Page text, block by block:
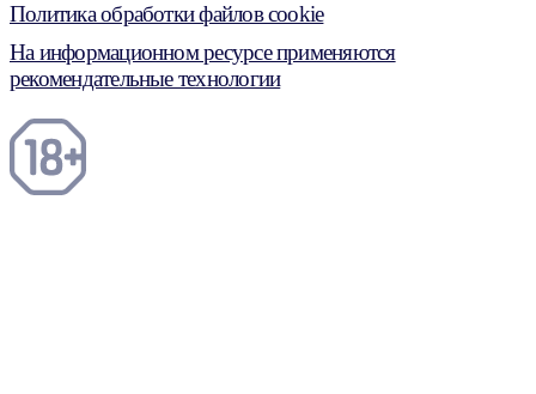
Политика обработки файлов cookie
На информационном ресурсе применяются
рекомендательные технологии